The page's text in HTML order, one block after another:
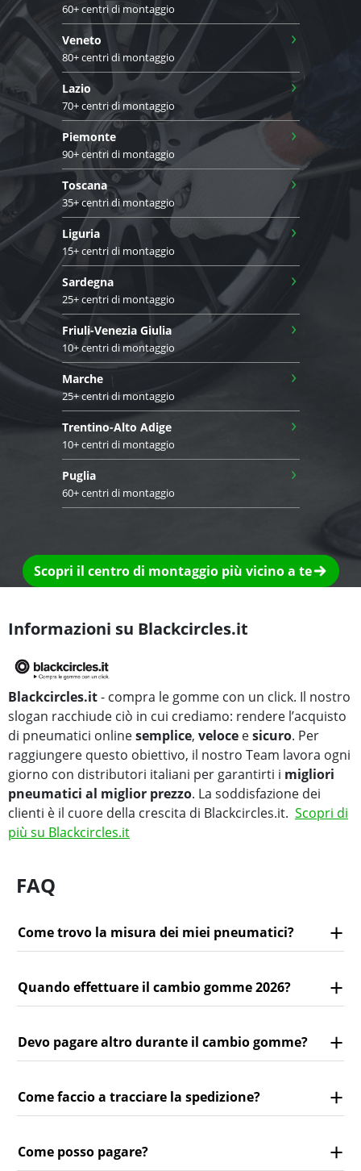
60+ centri di montaggio
Veneto
80+ centri di montaggio
›
Lazio
70+ centri di montaggio
›
Piemonte
90+ centri di montaggio
›
Toscana
35+ centri di montaggio
›
Liguria
15+ centri di montaggio
›
Sardegna
25+ centri di montaggio
›
Friuli-Venezia Giulia
10+ centri di montaggio
›
Marche
25+ centri di montaggio
›
Trentino-Alto Adige
10+ centri di montaggio
›
Puglia
60+ centri di montaggio
›
Scopri il centro di montaggio più vicino a te
Informazioni su Blackcircles.it
Blackcircles.it- compra le gomme con un click. Il nostro
slogan racchiude ciò in cui crediamo: rendere l’acquisto
di pneumatici onlinesemplice, veloce esicuro. Per
raggiungere questo obiettivo, il nostro Team lavora ogni
giorno con distributori italiani per garantirti i migliori
pneumatici al miglior prezzo. La soddisfazione dei
clienti è il cuore della crescita di Blackcircles.it. Scopri di
più su Blackcircles.it
FAQ
Come trovo la misura dei miei pneumatici?
Quando effettuare il cambio gomme 2026?
Devo pagare altro durante il cambio gomme?
Come faccio a tracciare la spedizione?
Come posso pagare?